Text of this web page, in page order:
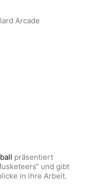
Arcade
präsentiert
und gibt
in ihre Arbeit.